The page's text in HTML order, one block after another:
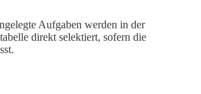
Aufgaben werden in der
direkt selektiert, sofern die